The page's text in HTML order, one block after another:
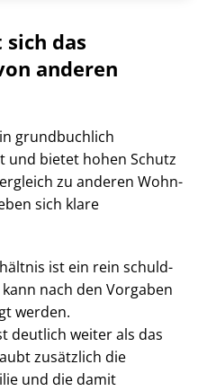
das
anderen
grundbuchlich
und bietet hohen Schutz
zu anderen Wohn-
sich klare
ist ein rein schuld­
nach den Vorgaben
werden.
deutlich weiter als das
zusätzlich die
und die damit